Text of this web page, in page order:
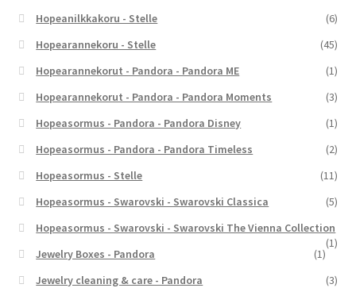
Hopeanilkkakoru - Stelle
(6)
Hopearannekoru - Stelle
(45)
Hopearannekorut - Pandora - Pandora ME
(1)
Hopearannekorut - Pandora - Pandora Moments
(3)
Hopeasormus - Pandora - Pandora Disney
(1)
Hopeasormus - Pandora - Pandora Timeless
(2)
Hopeasormus - Stelle
(11)
Hopeasormus - Swarovski - Swarovski Classica
(5)
Hopeasormus - Swarovski - Swarovski The Vienna Collection
(1)
Jewelry Boxes - Pandora
(1)
Jewelry cleaning & care - Pandora
(3)